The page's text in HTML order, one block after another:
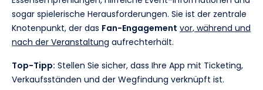
sogar spielerische Herausforderungen. Sie ist der zentrale
Knotenpunkt, der das Fan-Engagement vor, während und
nach der Veranstaltung aufrechterhält.
Top-Tipp: Stellen Sie sicher, dass Ihre App mit Ticketing,
Verkaufsständen und der Wegfindung verknüpft ist.